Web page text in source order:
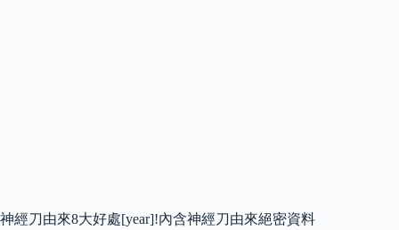
神經刀由來8大好處[year]!內含神經刀由來絕密資料